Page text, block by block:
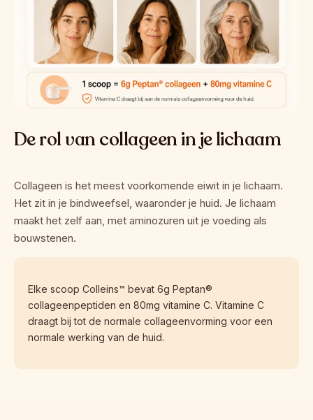
De rol van collageen in je lichaam
Collageen is het meest voorkomende eiwit in je lichaam.
Het zit in je bindweefsel, waaronder je huid. Je lichaam
maakt het zelf aan, met aminozuren uit je voeding als
bouwstenen.
Elke scoop Colleins™ bevat 6g Peptan®
collageenpeptiden en 80mg vitamine C. Vitamine C
draagt bij tot de normale collageenvorming voor een
normale werking van de huid.